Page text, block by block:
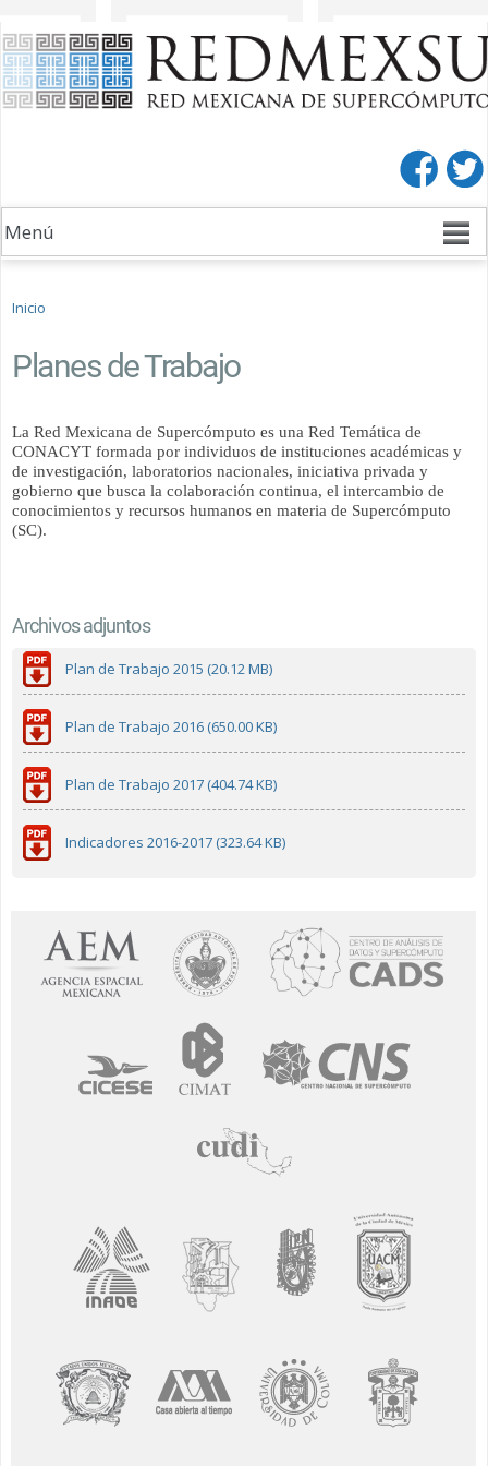
Pasar al
contenido
principal
Pasar a
la barra
lateral
derecha
Se encuentra usted aquí
Inicio
Planes de Trabajo
La Red Mexicana de Supercómputo es una Red Temática de
CONACYT formada por individuos de instituciones académicas y
de investigación, laboratorios nacionales, iniciativa privada y
gobierno que busca la colaboración continua, el intercambio de
conocimientos y recursos humanos en materia de Supercómputo
(SC).
Archivos adjuntos
Plan de Trabajo 2015 (20.12 MB)
Plan de Trabajo 2016 (650.00 KB)
Plan de Trabajo 2017 (404.74 KB)
Indicadores 2016-2017 (323.64 KB)